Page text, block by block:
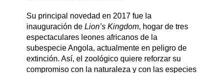
Su principal novedad en 2017 fue la
inauguración deLion’s Kingdom, hogar de tres
espectaculares leones africanos de la
subespecie Angola, actualmente en peligro de
extinción. Así, el zoológico quiere reforzar su
compromiso con la naturaleza y con las especies